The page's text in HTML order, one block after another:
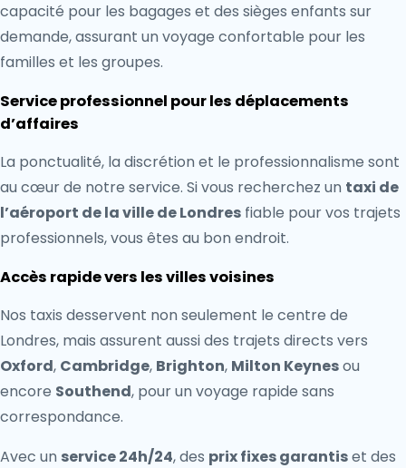
capacité pour les bagages et des sièges enfants sur
demande, assurant un voyage confortable pour les
familles et les groupes.
Service professionnel pour les déplacements
d’affaires
La ponctualité, la discrétion et le professionnalisme sont
au cœur de notre service. Si vous recherchez un taxi de
l’aéroport de la ville de Londres fiable pour vos trajets
professionnels, vous êtes au bon endroit.
Accès rapide vers les villes voisines
Nos taxis desservent non seulement le centre de
Londres, mais assurent aussi des trajets directs vers
Oxford, Cambridge, Brighton, Milton Keynesou
encore Southend, pour un voyage rapide sans
correspondance.
Avec un service 24h/24, des prix fixes garantiset des